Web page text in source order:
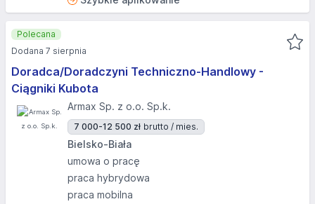
Doradca/Doradczyni Techniczno-Handlowy -
Ciągniki Kubota
Armax Sp. z o.o. Sp.k.
7 000-12 500 zł brutto / mies.
Bielsko-Biała
umowa o pracę
praca hybrydowa
praca mobilna
Polecana
Dodana 7 sierpnia